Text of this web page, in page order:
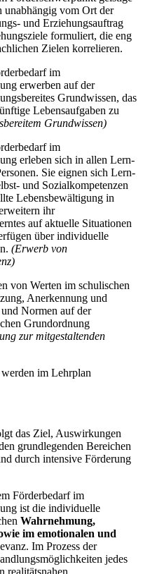
vom Ort der
und Erziehungsauftrag
formuliert, die eng
Zielen korrelieren.
im
erwerben auf der
Grundwissen, das
Lebensaufgaben zu
Grundwissen)
im
erleben sich in allen Lern-
Sie eignen sich Lern-
und Sozialkompetenzen
Lebensbewältigung in
ihr
auf aktuelle Situationen
über individuelle
(Erwerb von
von Werten im schulischen
Anerkennung und
Normen auf der
Grundordnung
zur mitgestaltenden
im Lehrplan
das Ziel, Auswirkungen
grundlegenden Bereichen
durch intensive Förderung
Förderbedarf im
ist die individuelle
Wahrnehmung,
im emotionalen und
Im Prozess der
jedes
realitätsnahen